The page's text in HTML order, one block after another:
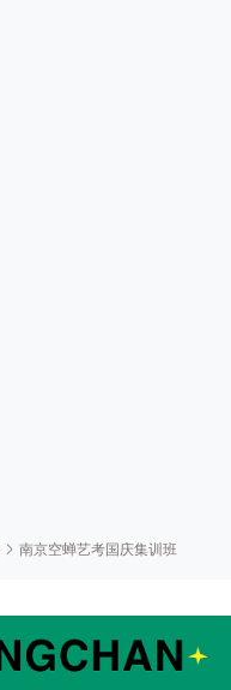
南京空蝉艺考国庆集训班